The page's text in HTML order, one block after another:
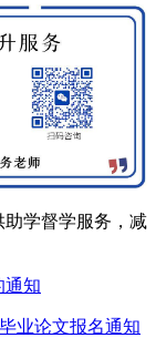
学督学服务，减
通知
业论文报名通知